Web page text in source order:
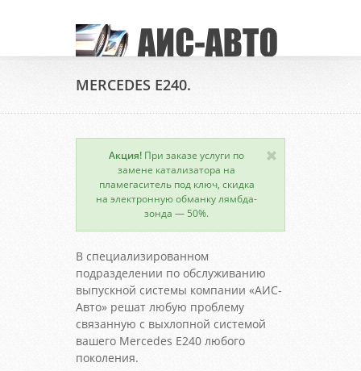
MERCEDES E240.
Акция! При заказе услуги по
замене катализатора на
пламегаситель под ключ, скидка
на электронную обманку лямбда-
зонда — 50%.
В специализированном
подразделении по обслуживанию
выпускной системы компании «АИС-
Авто» решат любую проблему
связанную с выхлопной системой
вашего Mercedes E240 любого
поколения.